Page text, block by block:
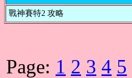
戰神賽特2 攻略
Page: 1 2 3 4 5